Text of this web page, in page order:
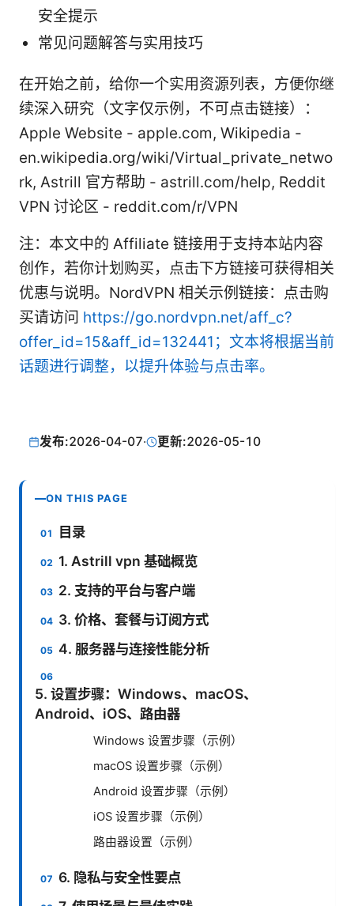
安全提示
常见问题解答与实用技巧
在开始之前，给你一个实用资源列表，方便你继
续深入研究（文字仅示例，不可点击链接）：
Apple Website - apple.com, Wikipedia -
en.wikipedia.org/wiki/Virtual_private_netwo
rk, Astrill 官方帮助 - astrill.com/help, Reddit
VPN 讨论区 - reddit.com/r/VPN
注：本文中的 Affiliate 链接用于支持本站内容
创作，若你计划购买，点击下方链接可获得相关
优惠与说明。NordVPN 相关示例链接：点击购
买请访问 https://go.nordvpn.net/aff_c?
offer_id=15&aff_id=132441；文本将根据当前
话题进行调整，以提升体验与点击率。
发布:2026-04-07· 更新:2026-05-10
ON THIS PAGE
目录
1. Astrill vpn 基础概览
2. 支持的平台与客户端
3. 价格、套餐与订阅方式
4. 服务器与连接性能分析
5. 设置步骤：Windows、macOS、
Android、iOS、路由器
Windows 设置步骤（示例）
macOS 设置步骤（示例）
Android 设置步骤（示例）
iOS 设置步骤（示例）
路由器设置（示例）
6. 隐私与安全性要点